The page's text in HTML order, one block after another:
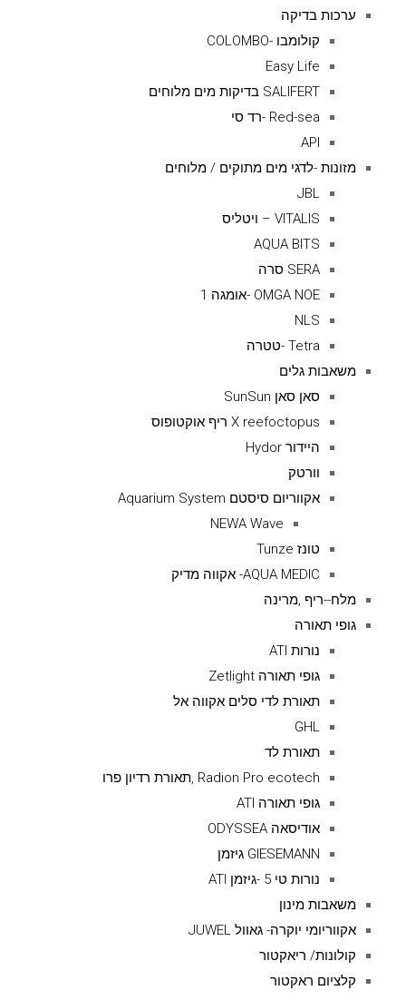
ערכות בדיקה
קולומבו -COLOMBO
Easy Life
SALIFERT בדיקות מים מלוחים
Red-sea -רד סי
API
מזונות -לדגי מים מתוקים / מלוחים
JBL
VITALIS – ויטליס
AQUA BITS
SERA סרה
OMGA NOE -אומגה 1
NLS
Tetra -טטרה
משאבות גלים
סאן סאן SunSun
X reefoctopus ריף אוקטופוס
היידור Hydor
וורטק
אקווריום סיסטם Aquarium System
NEWA Wave
טונז Tunze
AQUA MEDIC- אקווה מדיק
מלח--ריף ,מרינה
גופי תאורה
נורות ATI
גופי תאורה Zetlight
תאורת לדי סלים אקווה אל
GHL
תאורת לד
Radion Pro ecotech ,תאורת רדיון פרו
גופי תאורה ATI
אודיסאה ODYSSEA
GIESEMANN גיזמן
נורות טי 5 -גיזמן ATI
משאבות מינון
אקווריומי יוקרה- גאוול JUWEL
קולונות/ ריאקטור
קלציום ראקטור